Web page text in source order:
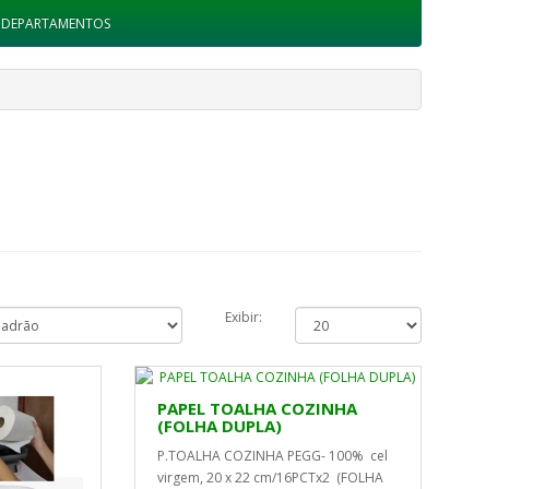
DEPARTAMENTOS
Exibir:
PAPEL TOALHA COZINHA
(FOLHA DUPLA)
P.TOALHA COZINHA PEGG- 100% cel
virgem, 20 x 22 cm/16PCTx2 (FOLHA